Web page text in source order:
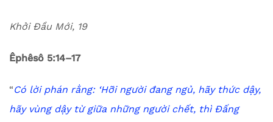
Khởi Đầu Mới, 19
Êphêsô 5:14–17
“Có lời phán rằng:‘Hỡi người đang ngủ, hãy thức dậy,
hãy vùng dậy từ giữa những người chết, thì Đấng